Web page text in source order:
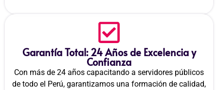
Garantía Total: 24 Años de Excelencia y
Confianza
Con más de 24 años capacitando a servidores públicos
de todo el Perú, garantizamos una formación de calidad,